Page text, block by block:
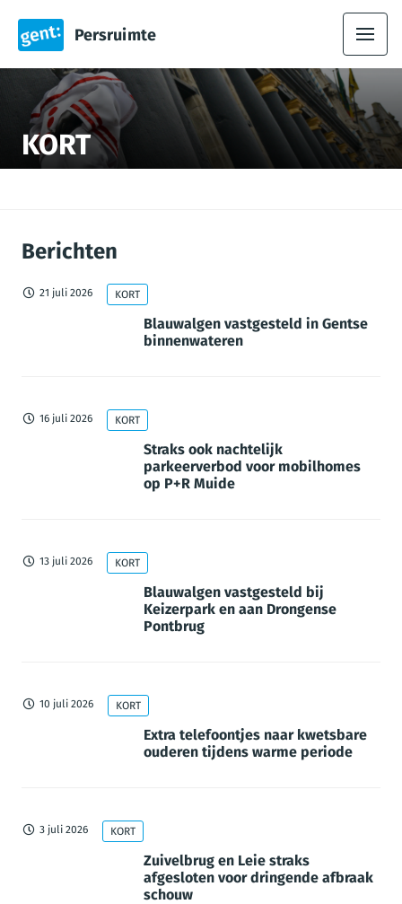
Persruimte
KORT
Berichten
21 juli 2026 KORT
Blauwalgen vastgesteld in Gentse
binnenwateren
16 juli 2026 KORT
Straks ook nachtelijk
parkeerverbod voor mobilhomes
op P+R Muide
13 juli 2026 KORT
Blauwalgen vastgesteld bij
Keizerpark en aan Drongense
Pontbrug
10 juli 2026 KORT
Extra telefoontjes naar kwetsbare
ouderen tijdens warme periode
3 juli 2026 KORT
Zuivelbrug en Leie straks
afgesloten voor dringende afbraak
schouw